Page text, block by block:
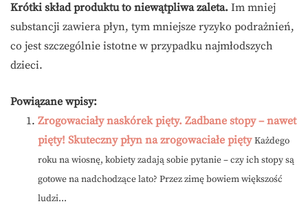
Krótki skład produktu to niewątpliwa zaleta. Im mniej
substancji zawiera płyn, tym mniejsze ryzyko podrażnień,
co jest szczególnie istotne w przypadku najmłodszych
dzieci.
Powiązane wpisy:
Zrogowaciały naskórek pięty. Zadbane stopy – nawet
pięty! Skuteczny płyn na zrogowaciałe pięty Każdego
roku na wiosnę, kobiety zadają sobie pytanie – czy ich stopy są
gotowe na nadchodzące lato? Przez zimę bowiem większość
ludzi...